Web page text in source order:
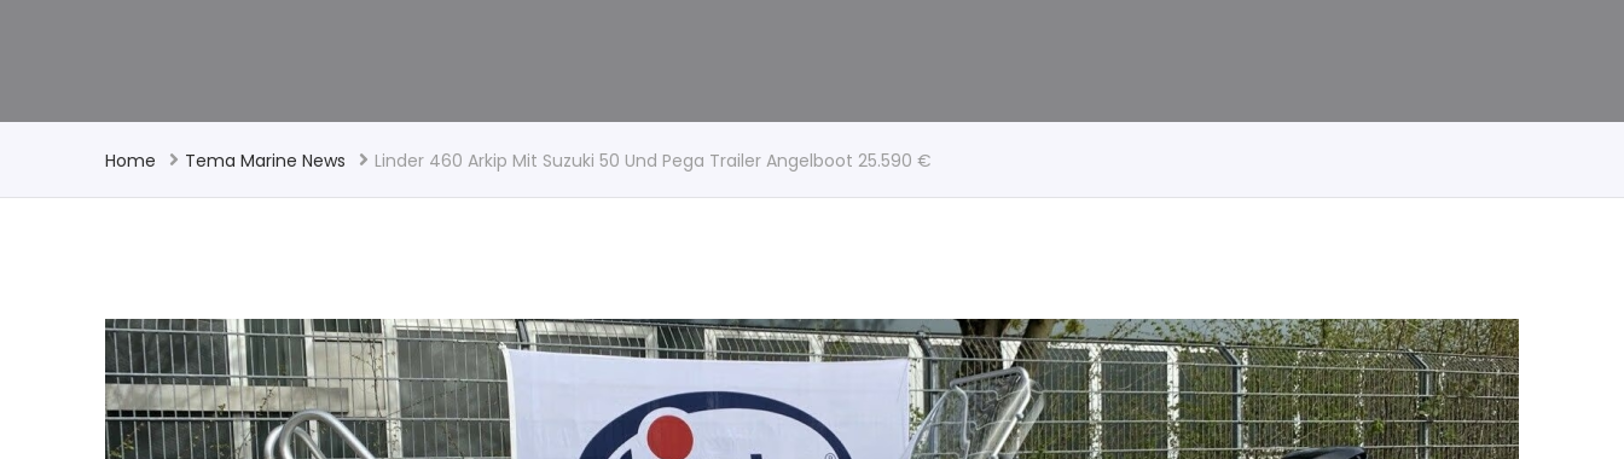
Home Tema Marine News Linder 460 Arkip Mit Suzuki 50 Und Pega Trailer Angelboot 25.590 €